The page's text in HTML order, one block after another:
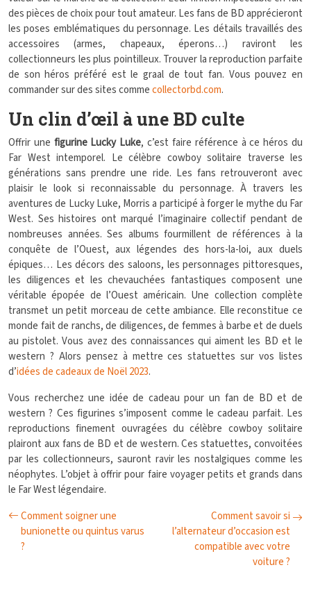
des pièces de choix pour tout amateur. Les fans de BD apprécieront
les poses emblématiques du personnage. Les détails travaillés des
accessoires (armes, chapeaux, éperons…) raviront les
collectionneurs les plus pointilleux. Trouver la reproduction parfaite
de son héros préféré est le graal de tout fan. Vous pouvez en
commander sur des sites commecollectorbd.com.
Un clin d’œil à une BD culte
Offrir une figurine Lucky Luke, c’est faire référence à ce héros du
Far West intemporel. Le célèbre cowboy solitaire traverse les
générations sans prendre une ride. Les fans retrouveront avec
plaisir le look si reconnaissable du personnage. À travers les
aventures de Lucky Luke, Morris a participé à forger le mythe du Far
West. Ses histoires ont marqué l’imaginaire collectif pendant de
nombreuses années. Ses albums fourmillent de références à la
conquête de l’Ouest, aux légendes des hors-la-loi, aux duels
épiques… Les décors des saloons, les personnages pittoresques,
les diligences et les chevauchées fantastiques composent une
véritable épopée de l’Ouest américain. Une collection complète
transmet un petit morceau de cette ambiance. Elle reconstitue ce
monde fait de ranchs, de diligences, de femmes à barbe et de duels
au pistolet. Vous avez des connaissances qui aiment les BD et le
western ? Alors pensez à mettre ces statuettes sur vos listes
d’idées de cadeaux de Noël 2023.
Vous recherchez une idée de cadeau pour un fan de BD et de
western ? Ces figurines s’imposent comme le cadeau parfait. Les
reproductions finement ouvragées du célèbre cowboy solitaire
plairont aux fans de BD et de western. Ces statuettes, convoitées
par les collectionneurs, sauront ravir les nostalgiques comme les
néophytes. L’objet à offrir pour faire voyager petits et grands dans
le Far West légendaire.
Comment soigner une
bunionette ou quintus varus
?
Comment savoir si
l’alternateur d’occasion est
compatible avec votre
voiture ?